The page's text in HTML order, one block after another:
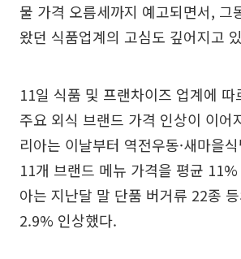
물 가격 오름세까지 예고되면서, 그
왔던 식품업계의 고심도 깊어지고
11일 식품 및 프랜차이즈 업계에 따
주요 외식 브랜드 가격 인상이 이어
리아는 이날부터 역전우동·새마을
11개 브랜드 메뉴 가격을 평균
아는 지난달 말 단품 버거류 22종
2.9% 인상했다.